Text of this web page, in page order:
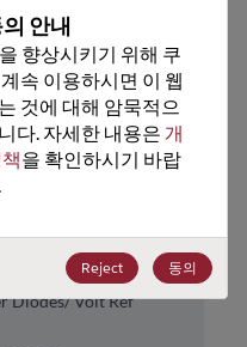
Reel
Diodes/ Volt Ref
안내
향상시키기 위해 쿠
속 이용하시면 이 웹
것에 대해 암묵적으
다. 자세한 내용은 개
을 확인하시기 바랍
Reject 동의